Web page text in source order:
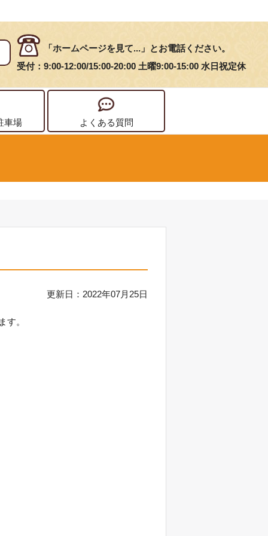
「ホームページを見て...」とお電話ください。
受付：9:00-12:00/15:00-20:00 土曜9:00-15:00 水日祝定休
車場 よくある質問
更新日：2022年07月25日
す。